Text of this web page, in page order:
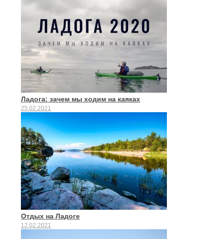
Ладога: зачем мы ходим на каяках
25.02.2021
Отдых на Ладоге
12.02.2021